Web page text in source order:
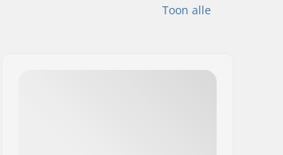
Toon alle